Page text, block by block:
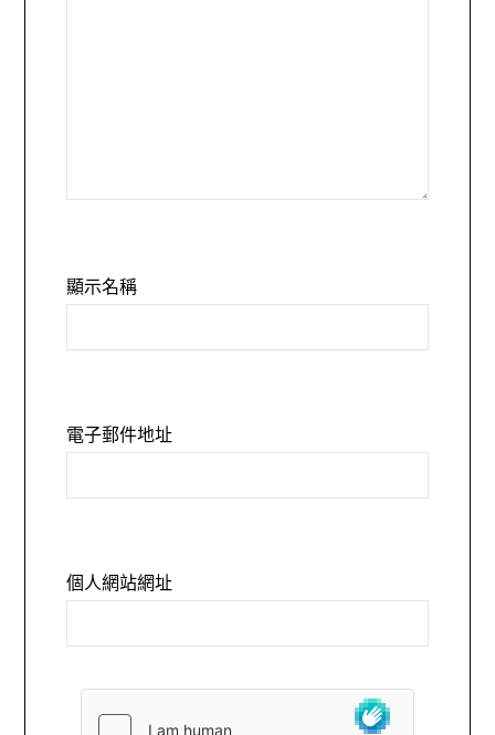
顯示名稱
電子郵件地址
個人網站網址